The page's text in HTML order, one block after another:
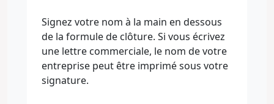
Signez votre nom à la main en dessous
de la formule de clôture. Si vous écrivez
une lettre commerciale, le nom de votre
entreprise peut être imprimé sous votre
signature.